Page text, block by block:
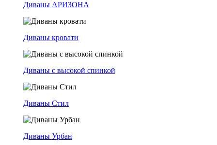
Диваны АРИЗОНА
Диваны кровати
Диваны с высокой спинкой
Диваны Стил
Диваны Урбан